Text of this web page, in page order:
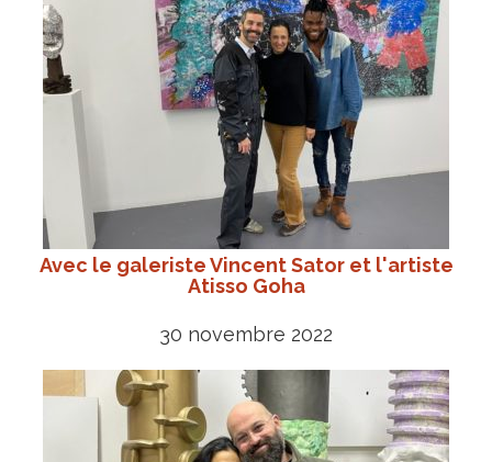
Avec le galeriste Vincent Sator et l'artiste
Atisso Goha
30 novembre 2022